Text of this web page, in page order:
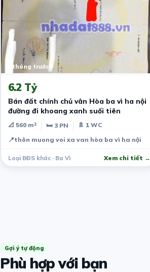
8 tháng trước
6.2 Tỷ
Bán đất chính chủ vân Hòa ba vì ha nội
đường đi khoang xanh suối tiên
📐 560 m² 🛏 3 PN
🚿 1 WC
📍thôn muong voi xa van hòa ba vì ha nội
Loại BĐS khác · Ba Vì Xem chi tiết →
Gợi ý tự động
Phù hợp với bạn